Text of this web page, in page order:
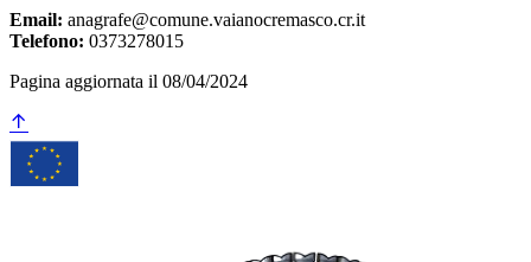
Email: anagrafe@comune.vaianocremasco.cr.it
Telefono: 0373278015
Pagina aggiornata il 08/04/2024